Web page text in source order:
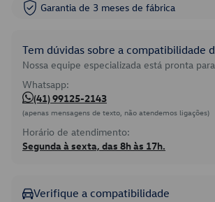
Garantia de 3 meses de fábrica
Tem dúvidas sobre a compatibilidade
Nossa equipe especializada está pronta
Whatsapp:
(41) 99125-2143
(apenas mensagens de texto, não atendemos ligações)
Horário de atendimento:
Segunda à sexta, das 8h às 17h.
Verifique a compatibilidade